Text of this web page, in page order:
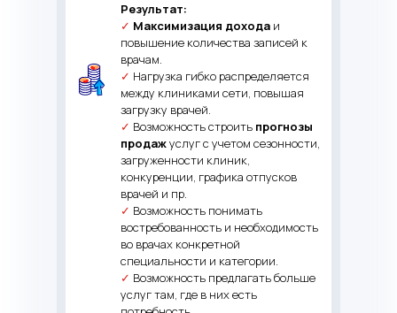
Результат:
✓ Максимизация дохода и
повышение количества записей к
врачам.
✓ Нагрузка гибко распределяется
между клиниками сети, повышая
загрузку врачей.
✓ Возможность строить прогнозы
продажуслуг с учетом сезонности,
загруженности клиник,
конкуренции, графика отпусков
врачей и пр.
✓ Возможность понимать
востребованность и необходимость
во врачах конкретной
специальности и категории.
✓ Возможность предлагать больше
услуг там, где в них есть